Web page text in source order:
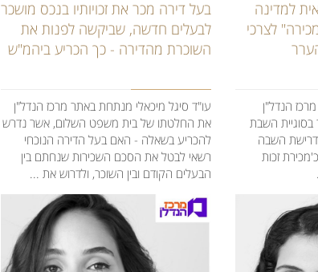
למדינה
לצרכי
הנדל"ן
השבת
דרישת השבה
זכות
בעל דירה מכר את זכויותיו בנכס מושכר
לבעלים חדשה, שביקשה לפנות את
השוכרת מהדירה - כך הכריע ביהמ"ש
עו"ד סיגל מיכאלי מנתחת באתר מרכז הנדל"ן
את החלטתו של בית משפט השלום, אשר נדרש
להכריע בשאלה - האם בעל הדירה הנוכחי
רשאי לבטל את הסכם השכירות שנחתם בין
הבעלים הקודם ובין השוכר, ולדרוש את ...